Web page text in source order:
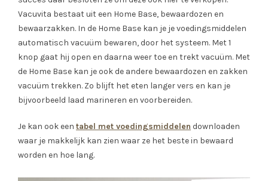
Vacuvita bestaat uit een Home Base, bewaardozen en
bewaarzakken. In de Home Base kan je je voedingsmiddelen
automatisch vacuüm bewaren, door het systeem. Met 1
knop gaat hij open en daarna weer toe en trekt vacuüm. Met
de Home Base kan je ook de andere bewaardozen en zakken
vacuüm trekken. Zo blijft het eten langer vers en kan je
bijvoorbeeld laad marineren en voorbereiden.
Je kan ook een tabel met voedingsmiddelen downloaden
waar je makkelijk kan zien waar ze het beste in bewaard
worden en hoe lang.